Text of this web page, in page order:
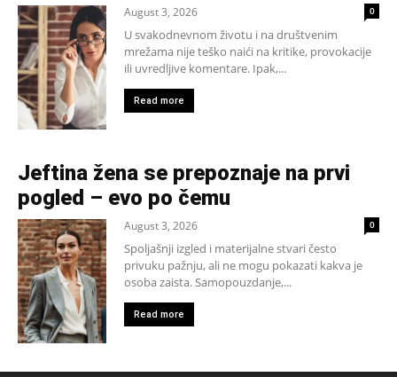
August 3, 2026 0
U svakodnevnom životu i na društvenim
mrežama nije teško naići na kritike, provokacije
ili uvredljive komentare. Ipak,...
Read more
Jeftina žena se prepoznaje na prvi
pogled – evo po čemu
August 3, 2026 0
Spoljašnji izgled i materijalne stvari često
privuku pažnju, ali ne mogu pokazati kakva je
osoba zaista. Samopouzdanje,...
Read more